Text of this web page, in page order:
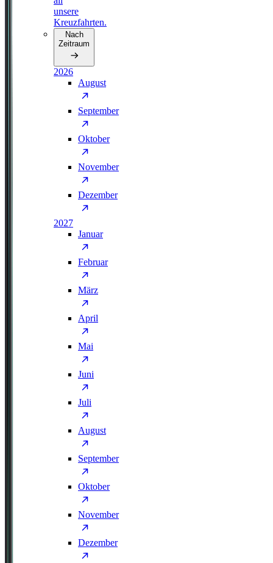
unsere
Kreuzfahrten.
Nach
Zeitraum
2026
August
September
Oktober
November
Dezember
2027
Januar
Februar
März
April
Mai
Juni
Juli
August
September
Oktober
November
Dezember